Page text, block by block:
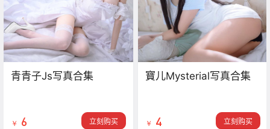
青青子Js写真合集
￥ 6 立刻购买
寶儿Mysterial写真合集
￥ 4 立刻购买